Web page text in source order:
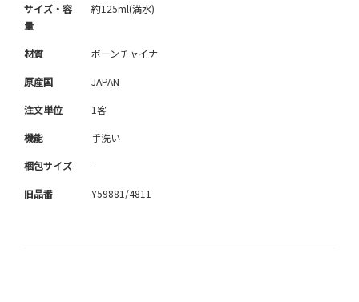
サイズ・容
量
約125ml(満水)
材質 ボーンチャイナ
原産国 JAPAN
注文単位 1客
機能 手洗い
梱包サイズ -
旧品番 Y59881/4811